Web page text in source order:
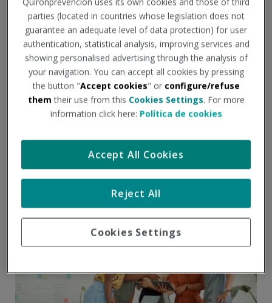
Juan Carlos Fernández Arias
Consultor de psicosociología
20
FEB
parties (located in countries whose legislation does not
guarantee an adequate level of data protection) for user
authentication, statistical analysis, improving services and
showing personalised advertising through the analysis of
your navigation. You can accept all cookies by pressing
the button "Accept cookies" or configure/refuse
them their use from this Cookies Settings. For more
information click here: Política de cookies
Cookies Settings
Reject All
Accept All Cookies